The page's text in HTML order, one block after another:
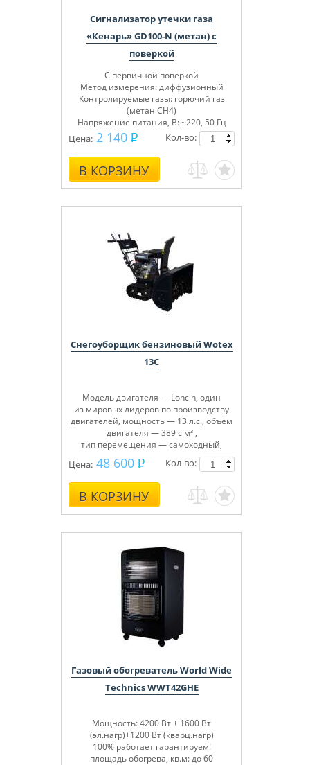
Сигнализатор утечки газа
«Кенарь» GD100-N (метан) с
поверкой
С первичной поверкой
Метод измерения: диффузионный
Контролируемые газы: горючий газ
(метан СН4)
Напряжение питания, В: ~220, 50 Гц
Сертифицирован
Цена: 2 140
В КОРЗИНУ
Кол-во:
Снегоуборщик бензиновый Wotex
13C
Модель двигателя — Loncin, один
из мировых лидеров по производству
двигателей, мощность — 13 л.с., объем
двигателя — 389 с м³ ,
тип перемещения — самоходный,
объем топливного бака — 6,5 л, ширина
захвата — 83 см, высота захвата — 54
см, регулировка высоты желоба — 2
положения джойстиком с панели
оператора, направление
горизонтального выброса снега — 190°,
запуск, фара, скребок для чистки узлов
и механизмов.
Цена: 48 600
В КОРЗИНУ
Кол-во:
Газовый обогреватель World Wide
Technics WWT42GHE
Мощность: 4200 Вт + 1600 Вт
(эл.нагр)+1200 Вт (кварц.нагр)
100% работает гарантируем!
площадь обогрева, кв.м: до 60